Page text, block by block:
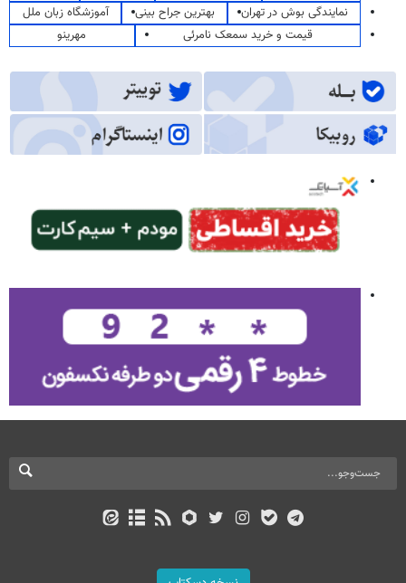
نمایندگی بوش در تهران
بهترین جراح بینی
آموزشگاه زبان ملل
قیمت و خرید سمعک نامرئی
مهرینو